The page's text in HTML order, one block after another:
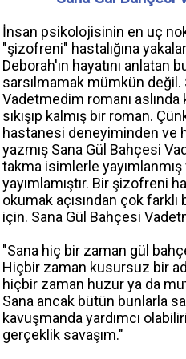
İnsan psikolojisinin en uç
"şizofreni" hastalığına
Deborah'ın hayatını anlatan
sarsılmamak mümkün değil.
Vadetmedim romanı
sıkışıp kalmış bir roman.
hastanesi deneyiminden ve
yazmış Sana Gül Bahçesi
takma isimlerle
yayımlamıştır. Bir şizofreni
okumak açısından çok
için. Sana Gül Bahçesi
"Sana hiç bir zaman gül
Hiçbir zaman kusursuz bir
hiçbir zaman huzur ya da
Sana ancak bütün bunlarla
kavuşmanda yardımcı
gerçeklik savaşım."